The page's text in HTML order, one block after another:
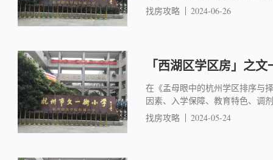
找房攻略
2024-06-26
「西湖区学区房」之
在《孟母眼中的杭州学区排序与
因素、入学保障、教育特色、调
找房攻略
2024-05-24